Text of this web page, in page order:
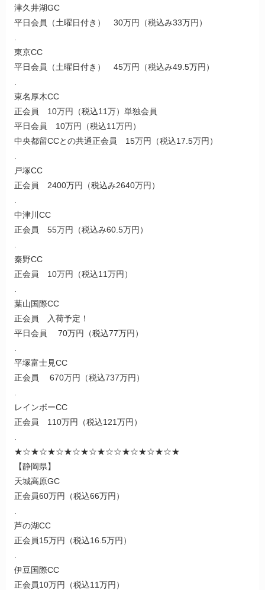
津久井湖GC
平日会員（土曜日付き） 30万円（税込み33万円）
東京CC
平日会員（土曜日付き） 45万円（税込み49.5万円）
東名厚木CC
正会員 10万円（税込11万）単独会員
平日会員 10万円（税込11万円）
中央都留CCとの共通正会員 15万円（税込17.5万円）
戸塚CC
正会員 2400万円（税込み2640万円）
中津川CC
正会員 55万円（税込み60.5万円）
秦野CC
正会員 10万円（税込11万円）
葉山国際CC
正会員 入荷予定！
平日会員 70万円（税込77万円）
平塚富士見CC
正会員 670万円（税込737万円）
レインボーCC
正会員 110万円（税込121万円）
★☆★☆★☆★☆★☆★☆☆★☆★☆★☆★
【静岡県】
天城高原GC
正会員60万円（税込66万円）
芦の湖CC
正会員15万円（税込16.5万円）
伊豆国際CC
正会員10万円（税込11万円）